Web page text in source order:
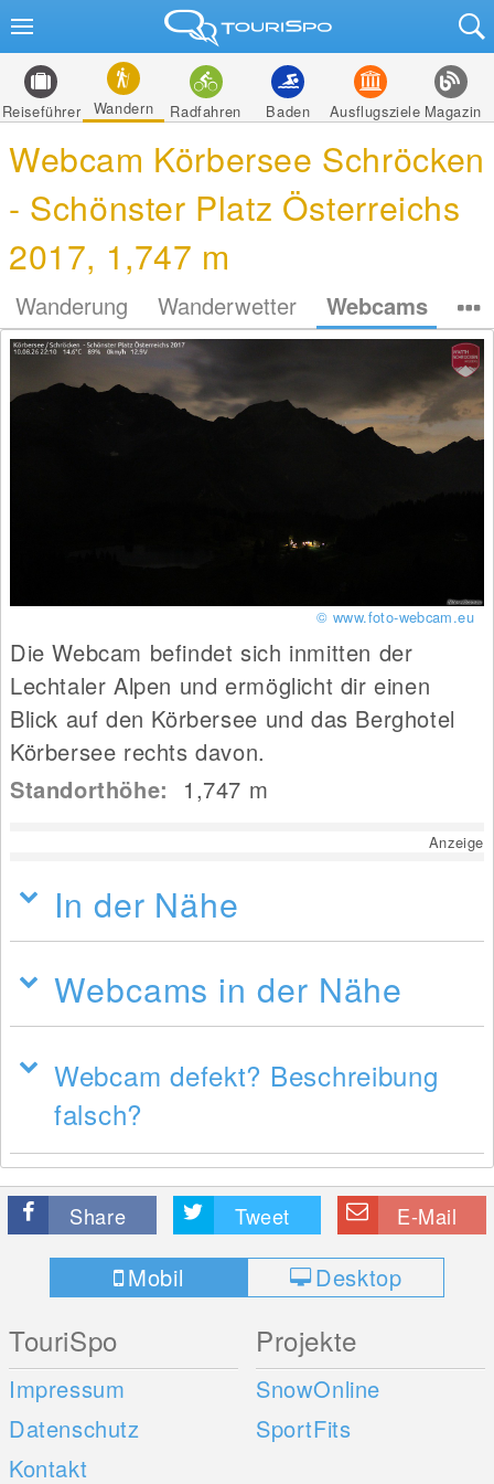
Reiseführer Wandern Radfahren Baden Ausflugsziele Magazin
Webcam Körbersee Schröcken
- Schönster Platz Österreichs
2017, 1,747 m
Wanderung Wanderwetter Webcams
© www.foto-webcam.eu
Die Webcam befindet sich inmitten der
Lechtaler Alpen und ermöglicht dir einen
Blick auf den Körbersee und das Berghotel
Körbersee rechts davon.
Standorthöhe: 1,747 m
Anzeige
In der Nähe
Webcams in der Nähe
Webcam defekt? Beschreibung
falsch?
Share Tweet E-Mail
Mobil Desktop
TouriSpo
Impressum
Datenschutz
Kontakt
Projekte
SnowOnline
SportFits